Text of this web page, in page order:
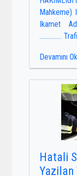
Mahkeme)
Ikamet
……………
Devamını
Hatali
Yazilan